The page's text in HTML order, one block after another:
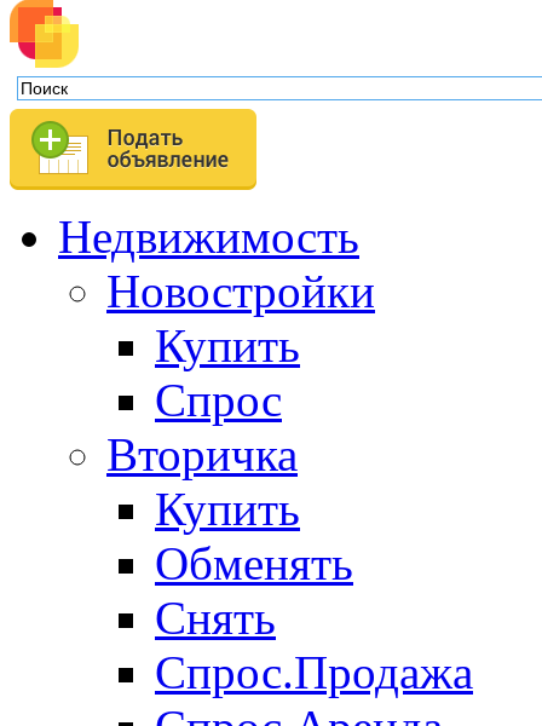
Недвижимость
Новостройки
Купить
Спрос
Вторичка
Купить
Обменять
Снять
Спрос.Продажа